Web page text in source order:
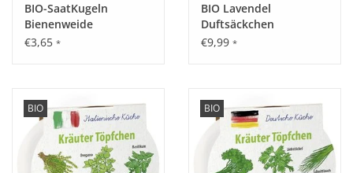
BIO-SaatKugeln
Bienenweide
€3,65 *
BIO Lavendel
Duftsäckchen
€9,99 *
BIO BIO